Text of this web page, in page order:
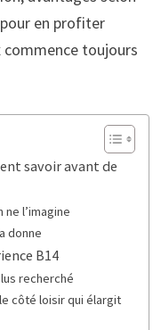
en profiter
commence toujours
savoir avant de
l’imagine
donne
B14
recherché
côté loisir qui élargit